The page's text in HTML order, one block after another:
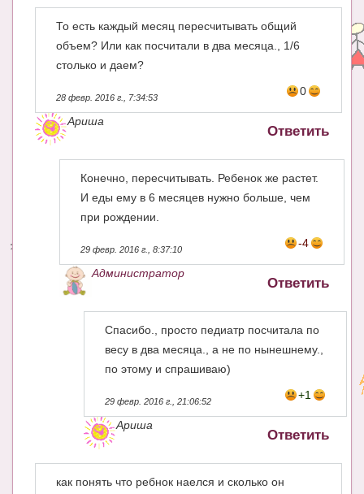
То есть каждый месяц пересчитывать общий
объем? Или как посчитали в два месяца., 1/6
столько и даем?
0
28 февр. 2016 г., 7:34:53
Ответить
Ариша
Конечно, пересчитывать. Ребенок же растет.
И еды ему в 6 месяцев нужно больше, чем
при рождении.
-4
29 февр. 2016 г., 8:37:10
Ответить
Администратор
Спасибо., просто педиатр посчитала по
весу в два месяца., а не по нынешнему.,
по этому и спрашиваю)
+1
29 февр. 2016 г., 21:06:52
Ответить
Ариша
как понять что ребнок наелся и сколько он